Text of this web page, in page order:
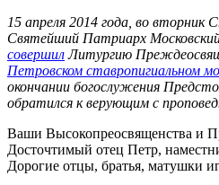
15 апреля 2014 года, во вторник
Святейший Патриарх
совершилЛитургию
Петровском ставропигиальном
окончании богослужения
обратился к верующим с
Ваши Высокопреосвященства и
Досточтимый отец Петр,
Дорогие отцы, братья, матушки